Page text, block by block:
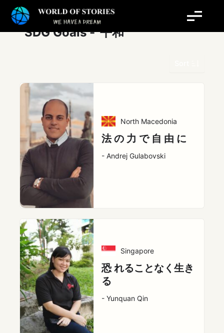
SDG Goals - 平和
North Macedonia
法 の 力 で 自 由 に
- Andrej Gulabovski
Singapore
恐 れることなく生き
る
- Yunquan Qin
投
稿
り